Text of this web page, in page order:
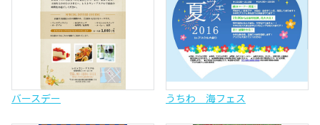
バースデー うちわ 海フェス